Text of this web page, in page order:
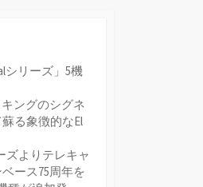
シリーズ」5機
ングのシグネ
る象徴的なEl
ズよりテレキャ
ース75周年を